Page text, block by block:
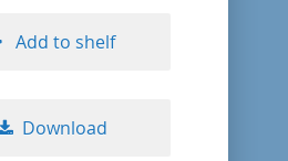
title ascending
Add to shelf
Download